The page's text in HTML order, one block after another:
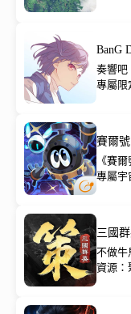
BanG
奏響吧
專屬限
賽爾
《賽
專屬宇
三國
不做牛
資源：